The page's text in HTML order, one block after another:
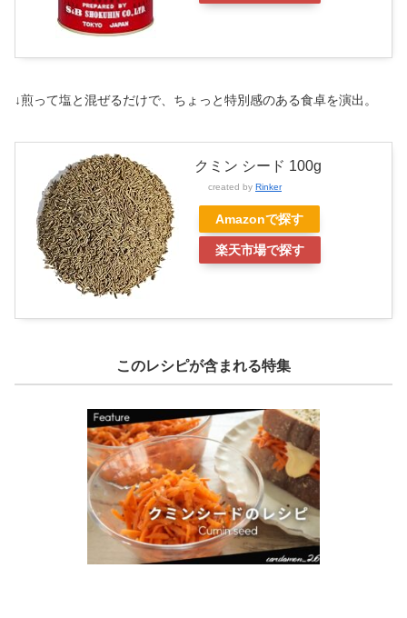
↓煎って塩と混ぜるだけで、ちょっと特別感のある食卓を演出。
クミン シード 100g
created by Rinker
Amazonで探す
楽天市場で探す
このレシピが含まれる特集